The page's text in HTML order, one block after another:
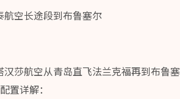
空长途段到布鲁塞尔
莎航空从青岛直飞法兰克福再到布鲁
置详解：